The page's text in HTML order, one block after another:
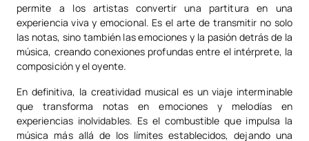
permite a los artistas convertir una partitura en una
experiencia viva y emocional. Es el arte de transmitir no solo
las notas, sino también las emociones y la pasión detrás de la
música, creando conexiones profundas entre el intérprete, la
composición y el oyente.
En definitiva, la creatividad musical es un viaje interminable
que transforma notas en emociones y melodías en
experiencias inolvidables. Es el combustible que impulsa la
música más allá de los límites establecidos, dejando una